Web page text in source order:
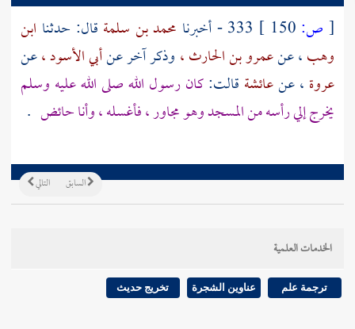
[ ص: 333 - أخبرنا محمد بن سلمة قال: حدثنا ابن
وهب، عنعمرو بن الحارث ، وذكر آخر عنأبي الأسود ،عن
عروة ، عنعائشة قالت:كان رسول الله صلى الله عليه وسلم
يخرج إلي رأسه من المسجد وهو مجاور ، فأغسله ، وأنا حائض .
التالي السابق
الخدمات العلمية
ترجمة علم عناوين الشجرة تخريج حديث